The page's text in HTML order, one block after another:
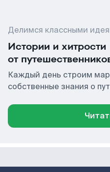
Делимся классными
Истории и хитрости
от
Каждый день строим
собственные знания о